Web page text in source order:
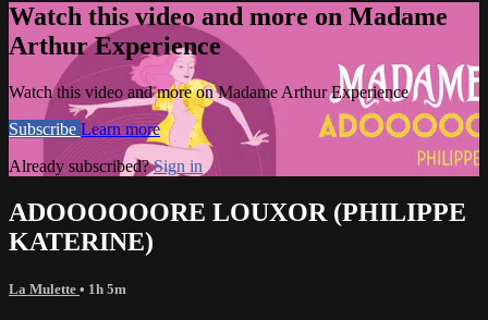
Watch this video and more on Madame
Arthur Experience
Watch this video and more on Madame Arthur Experience
Subscribe Learn more
Already subscribed?Sign in
ADOOOOOORE LOUXOR (PHILIPPE
KATERINE)
La Mulette • 1h 5m